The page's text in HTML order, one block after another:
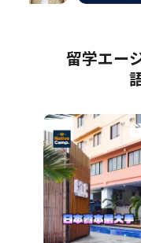
留学エー